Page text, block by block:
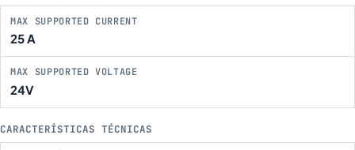
MAX SUPPORTED CURRENT
25 A
MAX SUPPORTED VOLTAGE
24V
CARACTERÍSTICAS TÉCNICAS